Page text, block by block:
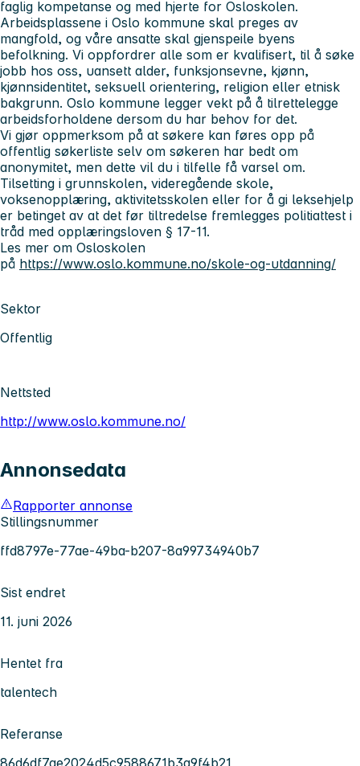
faglig kompetanse og med hjerte for Osloskolen.
Arbeidsplassene i Oslo kommune skal preges av
mangfold, og våre ansatte skal gjenspeile byens
befolkning. Vi oppfordrer alle som er kvalifisert, til å søke
jobb hos oss, uansett alder, funksjonsevne, kjønn,
kjønnsidentitet, seksuell orientering, religion eller etnisk
bakgrunn. Oslo kommune legger vekt på å tilrettelegge
arbeidsforholdene dersom du har behov for det.
Vi gjør oppmerksom på at søkere kan føres opp på
offentlig søkerliste selv om søkeren har bedt om
anonymitet, men dette vil du i tilfelle få varsel om.
Tilsetting i grunnskolen, videregående skole,
voksenopplæring, aktivitetsskolen eller for å gi leksehjelp
er betinget av at det før tiltredelse fremlegges politiattest i
tråd med opplæringsloven § 17-11.
Les mer om Osloskolen
på https://www.oslo.kommune.no/skole-og-utdanning/
Sektor
Offentlig
Nettsted
http://www.oslo.kommune.no/
Annonsedata
Rapporter annonse
Stillingsnummer
ffd8797e-77ae-49ba-b207-8a99734940b7
Sist endret
11. juni 2026
Hentet fra
talentech
Referanse
86d6df7ae2024d5c9588671b3a9f4b21